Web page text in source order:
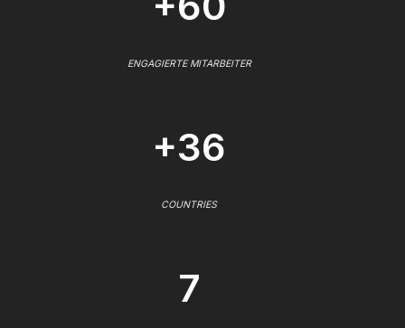
ENGAGIERTE MITARBEITER
+36
COUNTRIES
7